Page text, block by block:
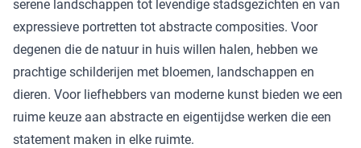
serene landschappen tot levendige stadsgezichten en van
expressieve portretten tot abstracte composities. Voor
degenen die de natuur in huis willen halen, hebben we
prachtige schilderijen met bloemen, landschappen en
dieren. Voor liefhebbers van moderne kunst bieden we een
ruime keuze aan abstracte en eigentijdse werken die een
statement maken in elke ruimte.